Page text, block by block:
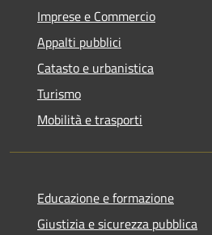
Imprese e Commercio
Appalti pubblici
Catasto e urbanistica
Turismo
Mobilità e trasporti
Educazione e formazione
Giustizia e sicurezza pubblica